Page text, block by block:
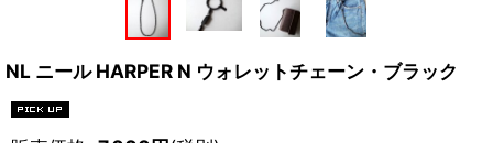
NL ニール HARPER N ウォレットチェーン・ブラック